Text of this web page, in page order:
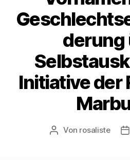
derung
Initiative der
Beitragsautor
Von rosaliste